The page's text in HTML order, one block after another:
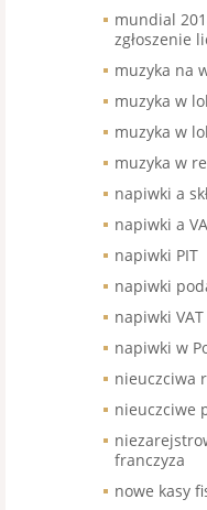
mundial
zgłoszenie
muzyka na
muzyka w
muzyka w
muzyka w
napiwki a
napiwki a
napiwki PIT
napiwki
napiwki VAT
napiwki w
nieuczciwa
nieuczciwe
franczyza
nowe kasy